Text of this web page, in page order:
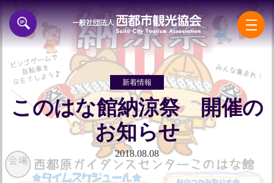
一般
新着情報
このはな館納涼祭 開催の
お知らせ
2018.08.08